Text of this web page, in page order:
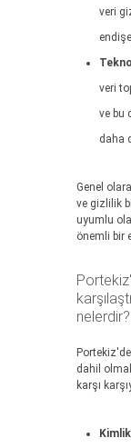
veri
veri
ve bu
daha
Genel
ve gizlilik
uyumlu
önemli bir
nelerdir?
dahil
karşı
Kimlik